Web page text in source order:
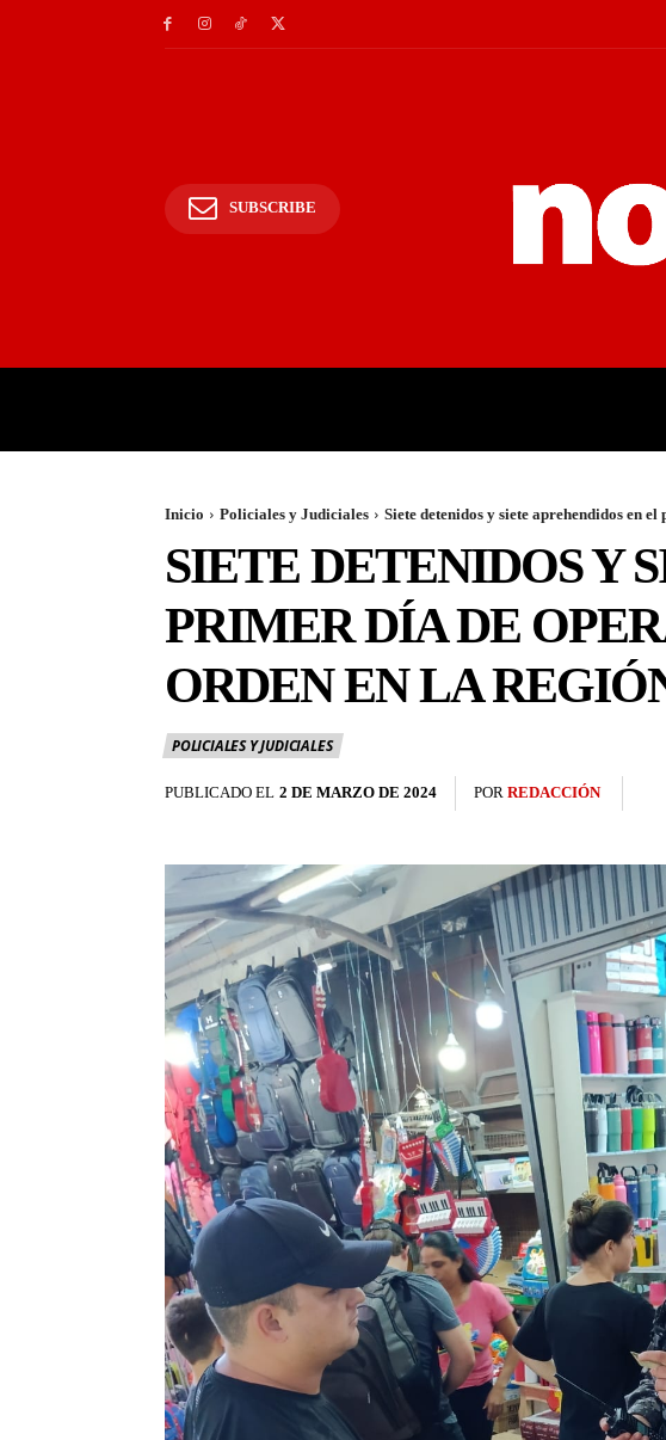
SUBSCRIBE
Inicio Policiales y Judiciales Siete detenidos y siete aprehendidos en
SIETE DETENIDOS Y
PRIMER DÍA DE
ORDEN EN LA
POLICIALES Y JUDICIALES
PUBLICADO EL 2 DE MARZO DE 2024 POR REDACCIÓN